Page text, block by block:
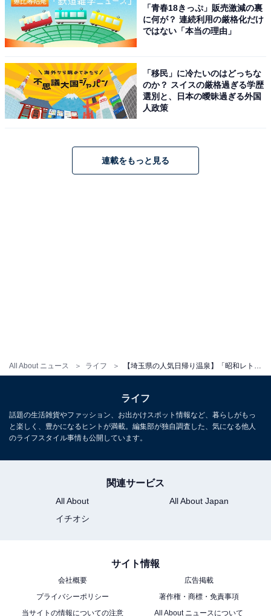
All About ニュース ライフ
「青春18きっぷ」販売激減の裏
に何が？ 連続利用の厳格化だけ
ではない「本当の理由」
「移民」に冷たいのはどっちな
のか？ スイスの厳格過ぎる学歴
選別と、日本の曖昧過ぎる外国
人政策
連載をもっと見る
ライフ
話題の生活雑貨やファッション、お出かけスポット情報など、暮らしがもっ
と楽しく、豊かになるヒントが満載。編集部が独自調査した、気になる他人
のライフスタイル事情も公開しています。
関連サービス
All About
All About Japan
イチオシ
サイト情報
会社概要
広告掲載
プライバシーポリシー
著作権・商標・免責事項
当サイトの情報についての注意
All About ニュースについて